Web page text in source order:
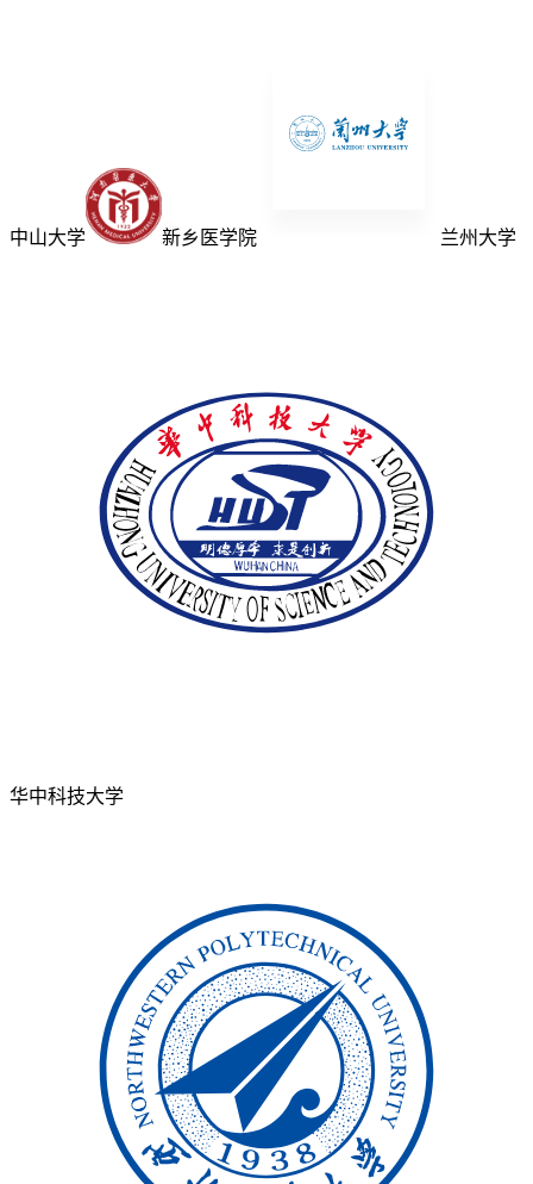
中山大学 新乡医学院 兰州大学
华中科技大学